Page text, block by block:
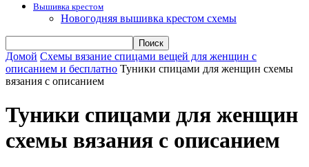
Вышивка крестом
Новогодняя вышивка крестом схемы
Домой Схемы вязание спицами вещей для женщин с
описанием и бесплатно Туники спицами для женщин схемы
вязания с описанием
Туники спицами для женщин
схемы вязания с описанием